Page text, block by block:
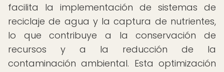
facilita la implementación de sistemas de
reciclaje de agua y la captura de nutrientes,
lo que contribuye a la conservación de
recursos y a la reducción de la
contaminación ambiental. Esta optimización